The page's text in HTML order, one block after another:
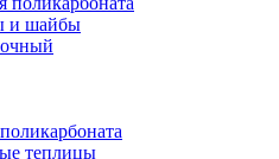
и шайбы
теплицы